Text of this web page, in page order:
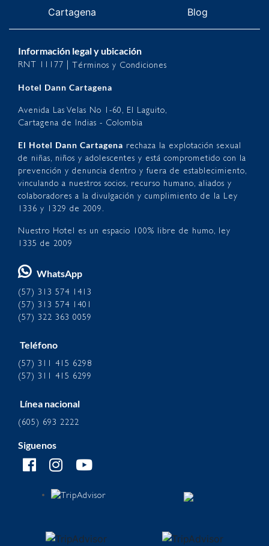
Cartagena Blog
Información legal y ubicación
RNT 11177 | Términos y Condiciones
Hotel Dann Cartagena
Avenida Las Velas No 1-60, El Laguito,
Cartagena de Indias - Colombia
El Hotel Dann Cartagena rechaza la explotación sexual
de niñas, niños y adolescentes y está comprometido con la
prevención y denuncia dentro y fuera de establecimiento,
vinculando a nuestros socios, recurso humano, aliados y
colaboradores a la divulgación y cumplimiento de la Ley
1336 y 1329 de 2009.
Nuestro Hotel es un espacio 100% libre de humo, ley
1335 de 2009
WhatsApp
(57) 313 574 1413
(57) 313 574 1401
(57) 322 363 0059
Teléfono
(57) 311 415 6298
(57) 311 415 6299
Línea nacional
(605) 693 2222
Siguenos